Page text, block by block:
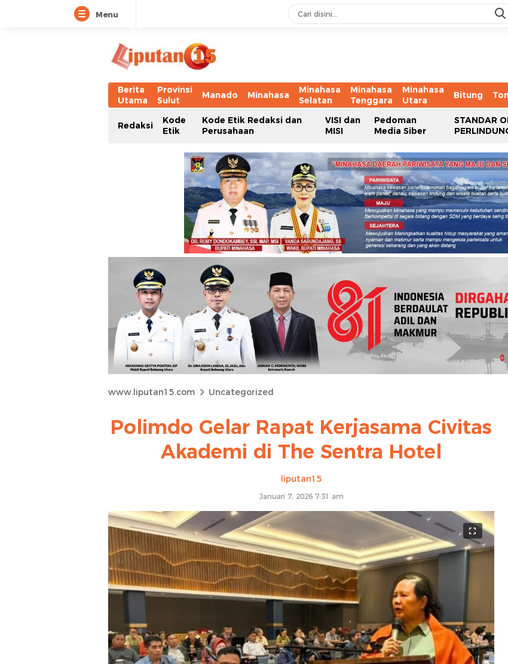
Menu
Berita
Utama
Provinsi
Sulut
Manado Minahasa
Minahasa
Selatan
Minahasa
Tenggara
Minahasa
Utara
Bitung
Redaksi
Kode
Etik
Kode Etik Redaksi dan
Perusahaan
VISI dan
MISI
Pedoman
Media Siber
STANDAR
www.liputan15.com Uncategorized
Polimdo Gelar Rapat Kerjasama Civitas
Akademi di The Sentra Hotel
liputan15
Januari 7, 2026 7:31 am